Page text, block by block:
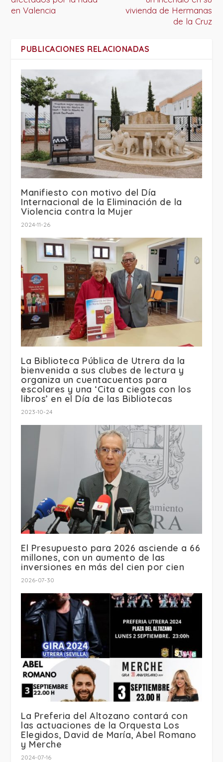
en Valencia
vivienda de Hermanas
de la Cruz
PUBLICACIONES RELACIONADAS
Manifiesto con motivo del Día
Internacional de la Eliminación de la
Violencia contra la Mujer
2024-11-26
La Biblioteca Pública de Utrera da la
bienvenida a sus clubes de lectura y
organiza un cuentacuentos para
escolares y una ‘Cita a ciegas con los
libros’ en el Día de las Bibliotecas
2023-10-24
El Presupuesto para 2026 asciende a 66
millones, con un aumento de las
inversiones en más del cien por cien
2026-07-30
La Preferia del Altozano contará con
las actuaciones de la Orquesta Los
Elegidos, David de María, Abel Romano
y Merche
2024-07-16